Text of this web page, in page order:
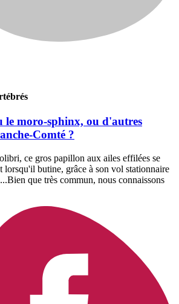
le moro-sphinx, ou d'autres
Comté ?
ce gros papillon aux ailes effilées se
lorsqu'il butine, grâce à son vol stationnaire
que très commun, nous connaissons